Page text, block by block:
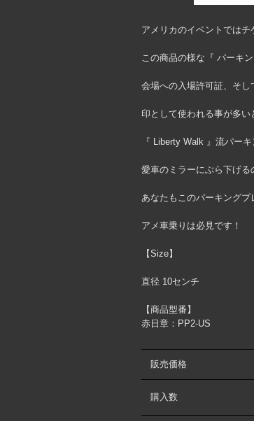
アメリカのイベントではチ
この商品の様な『 パーキ
会場への入場許可証、そ
印として使われる事が多い
『 Liberty Walk 』流パー
愛車のミラーにぶら下げる
あなたもこのパーキングプ
アメ車乗りは必見です！
【Size】
直径 10センチ
【商品型番】
赤日章：PP2-US
販売価格
購入数